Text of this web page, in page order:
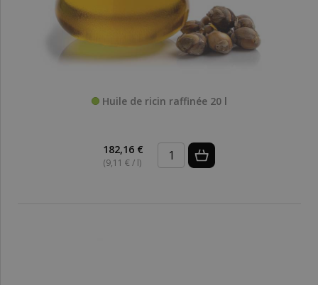
Huile de ricin raffinée 20 l
182,16 €
(9,11 € / l)